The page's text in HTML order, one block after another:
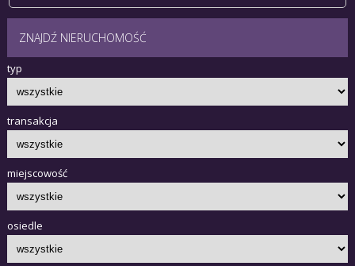
ZNAJDŹ NIERUCHOMOŚĆ
typ
transakcja
miejscowość
osiedle